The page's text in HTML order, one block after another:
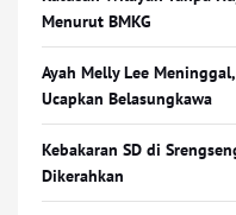
Menurut BMKG
Ayah Melly Lee
Ucapkan Belasungkawa
Kebakaran SD di
Dikerahkan